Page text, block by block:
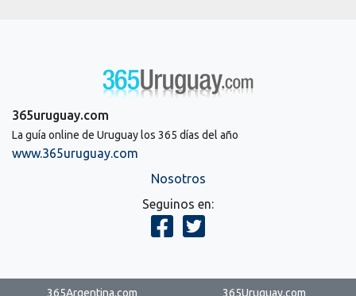
365uruguay.com
La guía online de Uruguay los 365 días del año
www.365uruguay.com
Nosotros
Seguinos en:
365Argentina.com 365Uruguay.com